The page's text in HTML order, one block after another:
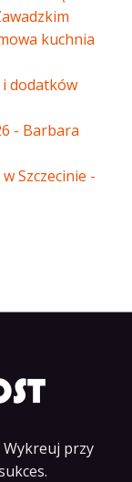
kuchnia
dodatków
- Barbara
Szczecinie -
Wykreuj przy